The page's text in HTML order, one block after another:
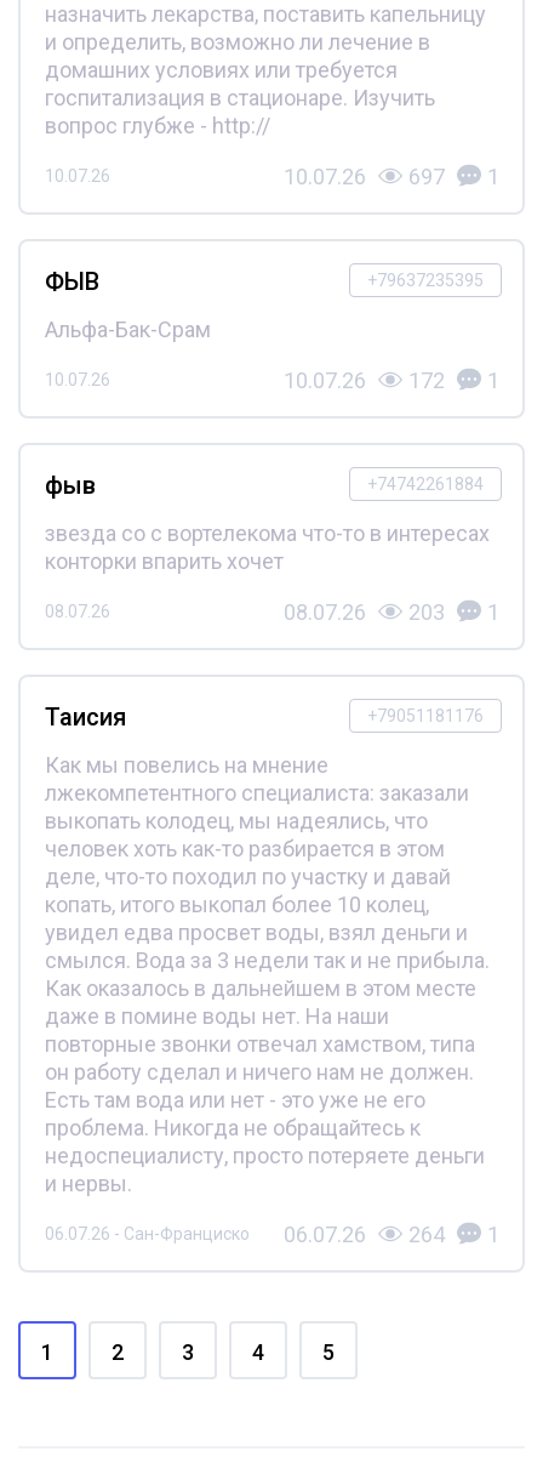
назначить лекарства, поставить капельницу
и определить, возможно ли лечение в
домашних условиях или требуется
госпитализация в стационаре. Изучить
вопрос глубже - http://
10.07.26 10.07.26 697 1
+79637235395
ФЫВ
Альфа-Бак-Срам
10.07.26 10.07.26 172 1
+74742261884
фыв
звезда со с вортелекома что-то в интересах
конторки впарить хочет
08.07.26 08.07.26 203 1
+79051181176
Таисия
Как мы повелись на мнение
лжекомпетентного специалиста: заказали
выкопать колодец, мы надеялись, что
человек хоть как-то разбирается в этом
деле, что-то походил по участку и давай
копать, итого выкопал более 10 колец,
увидел едва просвет воды, взял деньги и
смылся. Вода за 3 недели так и не прибыла.
Как оказалось в дальнейшем в этом месте
даже в помине воды нет. На наши
повторные звонки отвечал хамством, типа
он работу сделал и ничего нам не должен.
Есть там вода или нет - это уже не его
проблема. Никогда не обращайтесь к
недоспециалисту, просто потеряете деньги
и нервы.
06.07.26 - Сан-Франциско 06.07.26 264 1
1 2 3 4 5